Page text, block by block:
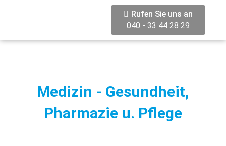
Rufen Sie uns an
040 - 33 44 28 29
Medizin - Gesundheit,
Pharmazie u. Pflege